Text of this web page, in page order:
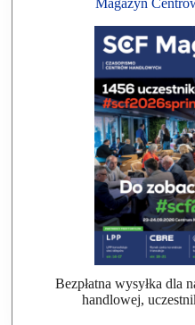
Magazyn
Bezpłatna wysyłka dla
handlowej,